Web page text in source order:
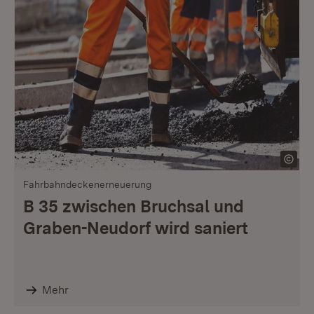
Fahrbahndeckenerneuerung
B 35 zwischen Bruchsal und
Graben-Neudorf wird saniert
Mehr